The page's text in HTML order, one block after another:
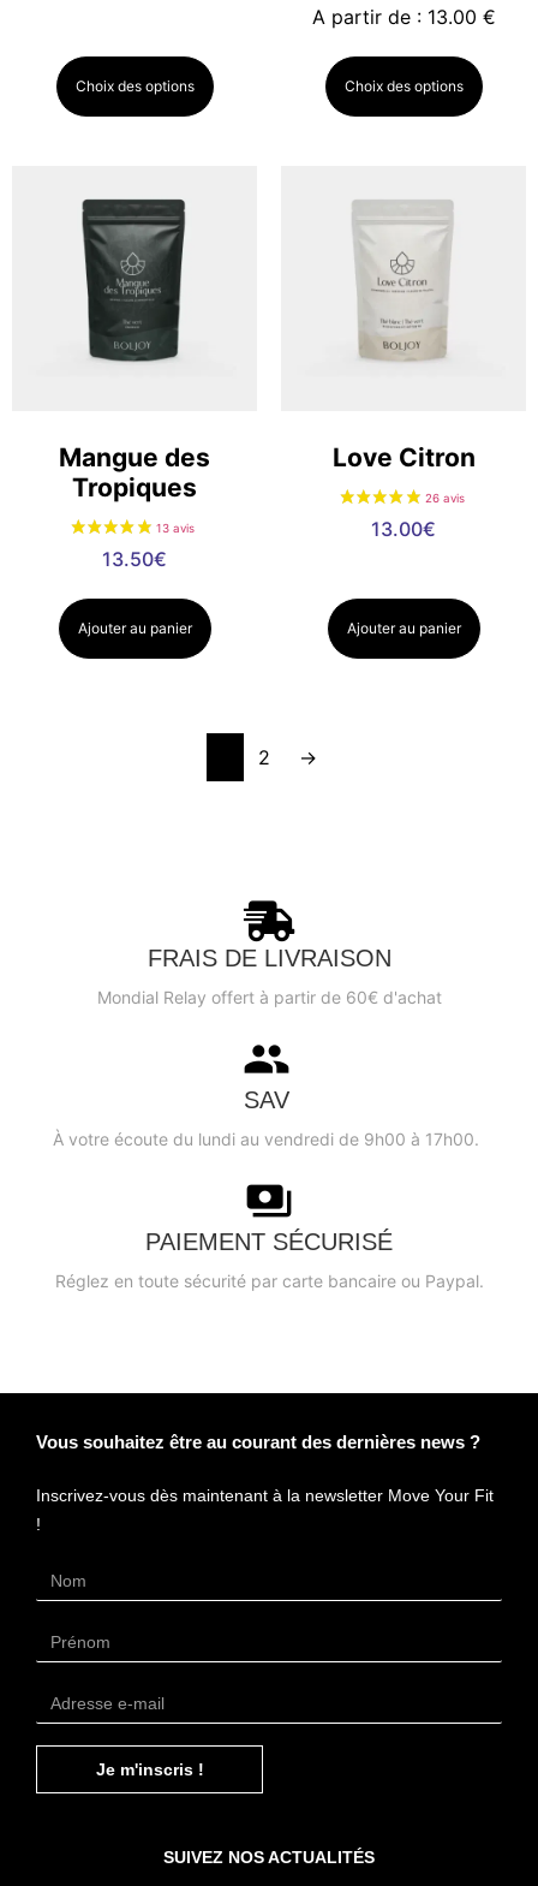
14 avis
Choix des options
A partir de : 13.00 €
Choix des options
Mangue des
Tropiques
13.50€
Ajouter au panier
Love Citron
13.00€
Ajouter au panier
2 →
FRAIS DE LIVRAISON
Mondial Relay offert à partir de 60€ d'achat
SAV
À votre écoute du lundi au vendredi de 9h00 à 17h00.
PAIEMENT SÉCURISÉ
Réglez en toute sécurité par carte bancaire ou Paypal.
Vous souhaitez être au courant des dernières news ?
Inscrivez-vous dès maintenant à la newsletter Move Your Fit
!
Je m'inscris !
SUIVEZ NOS ACTUALITÉS